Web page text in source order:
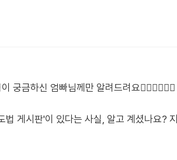
궁금하신 엄빠님께만 알려드려요🙋🏻‍♀️🙋🏻‍♂️
게시판'이 있다는 사실, 알고 계셨나요?